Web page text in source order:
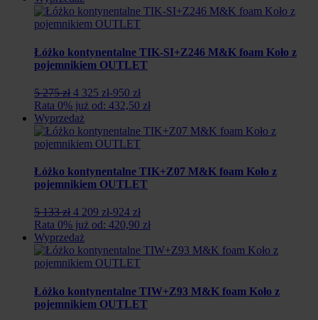
1
299
950
zł.
Łóżko kontynentalne TIK-SI+Z246 M&K foam Koło z
pojemnikiem OUTLET
5 275 zł Pierwotna
cena
wynosiła:
5
275
4 325 złAktualna
cena
4
325
-950 zł
Rata 0% już od: 432,50 zł
Wyprzedaż
Łóżko kontynentalne TIK+Z07 M&K foam Koło z
pojemnikiem OUTLET
5 133 zł Pierwotna
cena
wynosiła:
5
133
4 209 złAktualna
cena
4
209
-924 zł
Rata 0% już od: 420,90 zł
Wyprzedaż
Łóżko kontynentalne TIW+Z93 M&K foam Koło z
pojemnikiem OUTLET